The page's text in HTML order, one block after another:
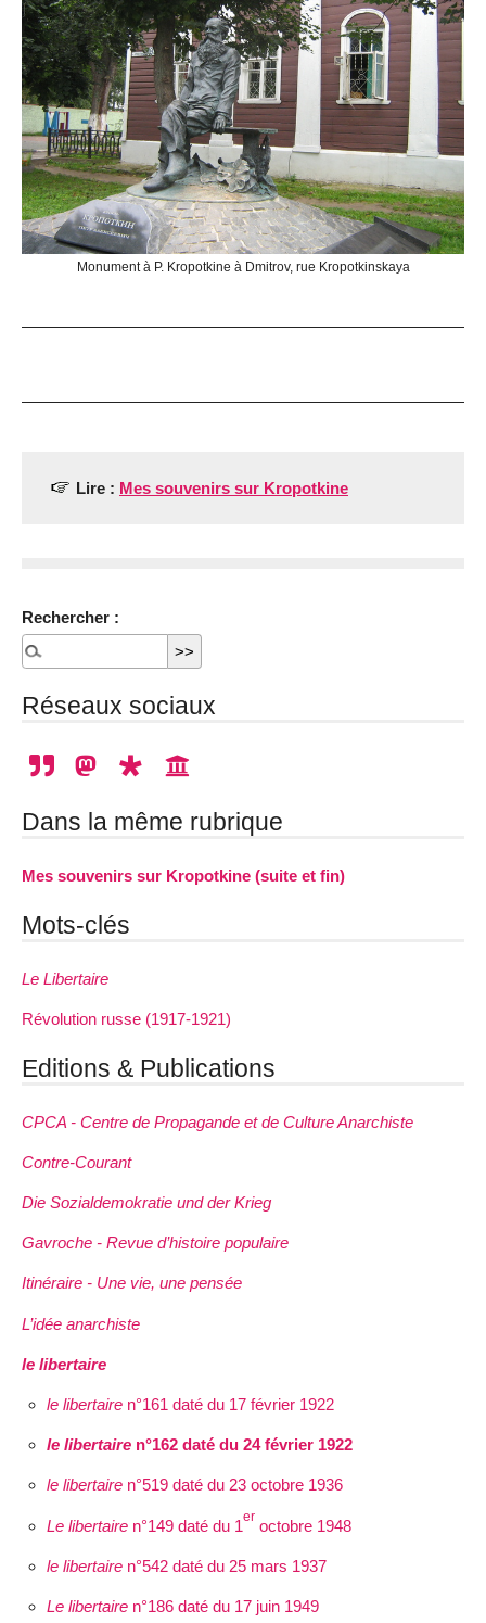
Monument à P. Kropotkine à Dmitrov, rue Kropotkinskaya
Lire : Mes souvenirs sur Kropotkine
Rechercher :
Réseaux sociaux
Dans la même rubrique
Mes souvenirs sur Kropotkine (suite et fin)
Mots-clés
Le Libertaire
Révolution russe (1917-1921)
Editions & Publications
CPCA - Centre de Propagande et de Culture Anarchiste
Contre-Courant
Die Sozialdemokratie und der Krieg
Gavroche - Revue d’histoire populaire
Itinéraire - Une vie, une pensée
L’idée anarchiste
le libertaire
le libertairen°161 daté du 17 février 1922
le libertairen°162 daté du 24 février 1922
le libertairen°519 daté du 23 octobre 1936
Le libertairen°149 daté du 1er octobre 1948
le libertairen°542 daté du 25 mars 1937
Le libertairen°186 daté du 17 juin 1949